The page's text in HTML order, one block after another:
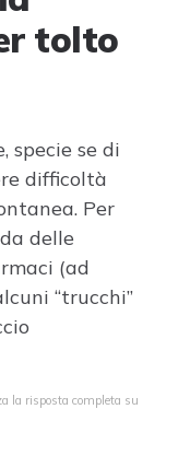
tolto
specie se di
difficoltà
Per
delle
(ad
“trucchi”
la risposta completa su